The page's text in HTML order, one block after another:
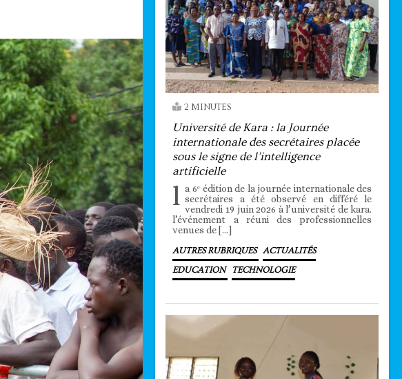
2 MINUTES
Université de Kara : la Journée
internationale des secrétaires placée
sous le signe de l’intelligence
artificielle
l a 6ᵉ édition de la journée internationale des
secrétaires a été observé en différé le
vendredi 19 juin 2026 à l’université de kara.
l’événement a réuni des professionnelles
venues de […]
AUTRES RUBRIQUES ACTUALITÉS
EDUCATION TECHNOLOGIE